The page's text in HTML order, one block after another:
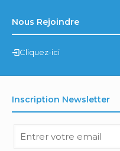
Nous Rejoindre
Cliquez-ici
Inscription Newsletter